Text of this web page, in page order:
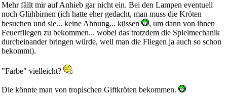
Mehr fällt mir auf Anhieb gar nicht ein. Bei den Lampen eventuell
noch Glühbirnen (ich hatte eher gedacht, man muss die Kröten
besuchen und sie... keine Ahnung... küssen
, um dann von ihnen
Feuerfliegen zu bekommen... wobei das trotzdem die Spielmechanik
durcheinander bringen würde, weil man die Fliegen ja auch so schon
bekommt).
"Farbe" vielleicht?
Die könnte man von tropischen Giftkröten bekommen.